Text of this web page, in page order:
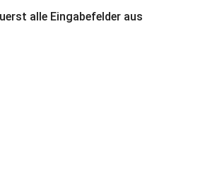
alle Eingabefelder aus